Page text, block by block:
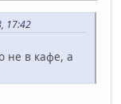
17:42
не в кафе, а